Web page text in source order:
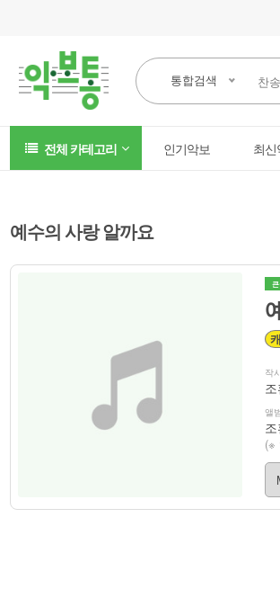
통합검색
전체 카테고리 인기악보 최
예수의 사랑 알까요
작
앨
(※